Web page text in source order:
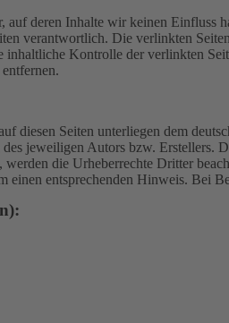
deren Inhalte wir keinen
verantwortlich. Die verlinkten
Kontrolle der verlinkten
diesen Seiten unterliegen dem
jeweiligen Autors bzw.
die Urheberrechte Dritter
einen entsprechenden Hinweis. Bei